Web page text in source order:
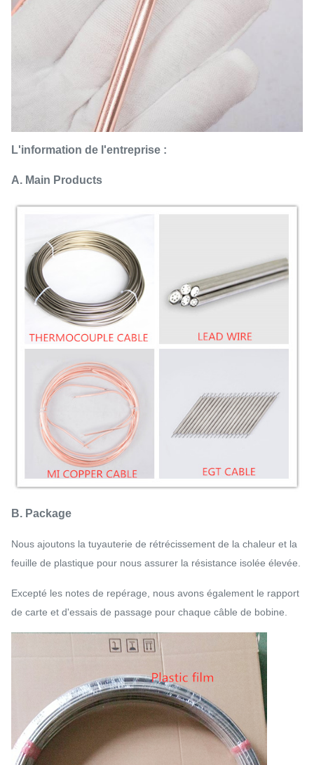
L'information de l'entreprise :
A. Main Products
B. Package
Nous ajoutons la tuyauterie de rétrécissement de la chaleur et la
feuille de plastique pour nous assurer la résistance isolée élevée.
Excepté les notes de repérage, nous avons également le rapport
de carte et d'essais de passage pour chaque câble de bobine.